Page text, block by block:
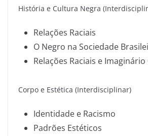
História e Cultura Negra
Relações Raciais
O Negro na Sociedade
Relações Raciais e
Corpo e Estética (Interdisciplinar)
Identidade e Racismo
Padrões Estéticos